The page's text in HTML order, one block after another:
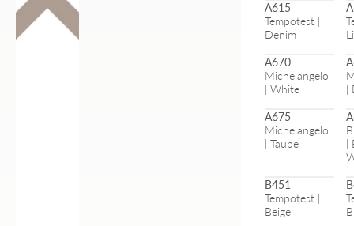
A615
Tempotest |
Denim
A670
Michelangelo
| White
A675
Michelangelo
| Taupe
| Beige -
B451
Tempotest |
Beige